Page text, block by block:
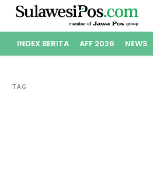
INDEX BERITA AFF 2026 NEWS
TAG